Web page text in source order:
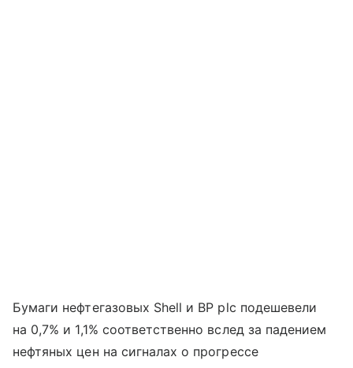
Бумаги нефтегазовых Shell и BP plc подешевели
на 0,7% и 1,1% соответственно вслед за падением
нефтяных цен на сигналах о прогрессе